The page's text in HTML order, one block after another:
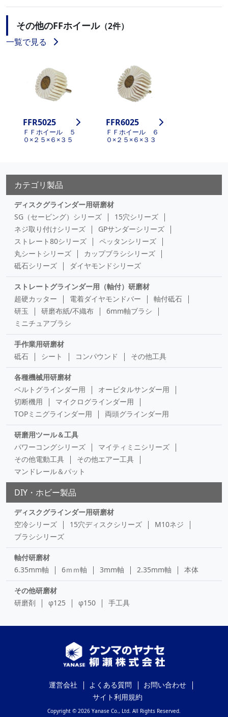
その他のFFホイール（2件）
一覧で見る
FFR5025
ＦＦホイール ５
０×２５×６×３５
FFR6025
ＦＦホイール ６
０×２５×６×３３
カテゴリ製品
ディスクグラインダー用研磨材
SG（セービング）シリーズ
15穴シリーズ
ネジ取り付けシリーズ
GPサンダーシリーズ
ストレート80シリーズ
ペッタンシリーズ
丸シートシリーズ
カップブラシシリーズ
砥石シリーズ
ダイヤモンドシリーズ
ストレートグラインダー用（軸付）研磨材
超硬カッター
電着ダイヤモンドバー
軸付砥石
研玉
研磨布紙/不織布
6mm軸ブラシ
ミニチュアブラシ
手作業用研磨材
砥石
シート コンパウンド その他工具
各種機械用研磨材
ベルトグラインダー用
オービタルサンダー用
切断機用
マイクログラインダー用
TOPミニグラインダー用
両頭グラインダー用
研磨用ツール＆工具
パワーコングシリーズ
マイティミニシリーズ
その他電動工具
その他エアー工具
マンドレール＆パット
DIY・ホビー製品
ディスクグラインダー用研磨材
空冷シリーズ
15穴ディスクシリーズ
M10ネジ
ブラシシリーズ
軸付研磨材
6.35mm軸
6ｍｍ軸 3mm軸 2.35mm軸 本体
その他研磨材
研磨剤
φ125 φ150 手工具
運営会社 よくある質問
お問い合わせ
サイト利用規約
Copyright © 2026 Yanase Co., Ltd. All Rights Reserved.